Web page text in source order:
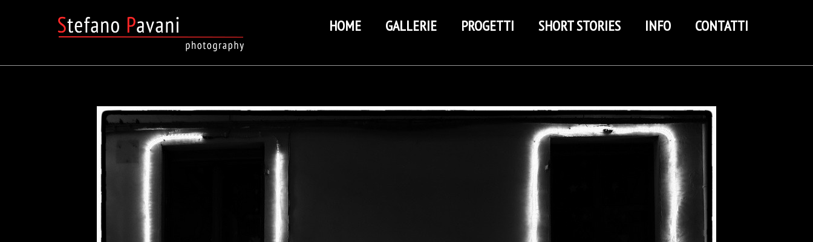
HOME GALLERIE PROGETTI SHORT STORIES INFO CONTATTI